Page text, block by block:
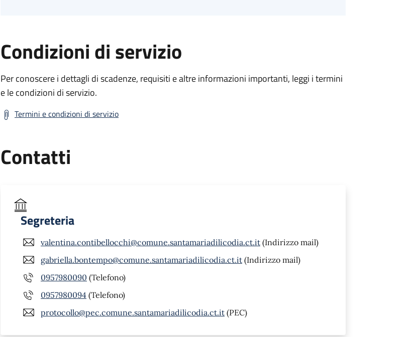
Condizioni di servizio
Per conoscere i dettagli di scadenze, requisiti e altre informazioni importanti, leggi i termini
e le condizioni di servizio.
Termini e condizioni di servizio
Contatti
Segreteria
valentina.contibellocchi@comune.santamariadilicodia.ct.it (Indirizzo mail)
gabriella.bontempo@comune.santamariadilicodia.ct.it (Indirizzo mail)
0957980090 (Telefono)
0957980094 (Telefono)
protocollo@pec.comune.santamariadilicodia.ct.it (PEC)